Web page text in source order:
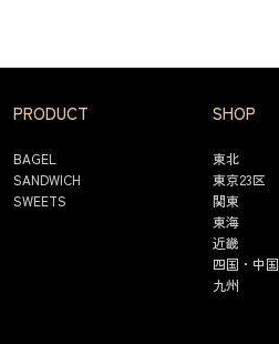
PRODUCT
BAGEL
SANDWICH
SWEETS
SHOP
東北
東京23区
関東
東海
近畿
四国・中国
九州